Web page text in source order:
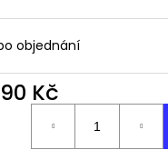
objednání
Kč